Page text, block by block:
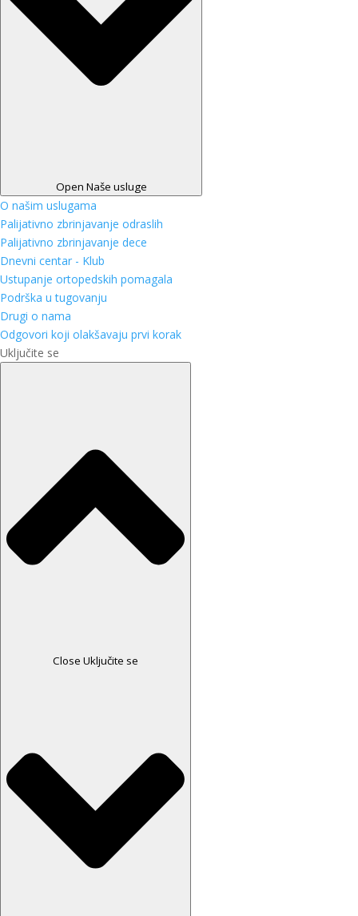
Open Naše usluge
O našim uslugama
Palijativno zbrinjavanje odraslih
Palijativno zbrinjavanje dece
Dnevni centar - Klub
Ustupanje ortopedskih pomagala
Podrška u tugovanju
Drugi o nama
Odgovori koji olakšavaju prvi korak
Uključite se
Close Uključite se